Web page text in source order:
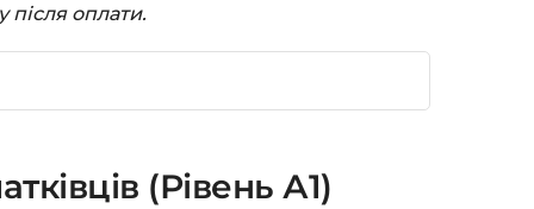
після оплати.
(Рівень А1)